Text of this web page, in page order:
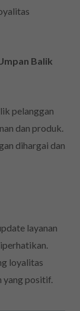
Balik
pelanggan
dan produk.
dihargai dan
layanan
loyalitas
yang positif.